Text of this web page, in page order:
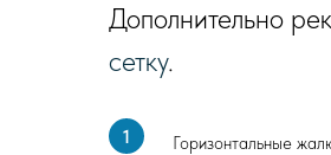
Дополнительно
сетку.
Горизонтальные